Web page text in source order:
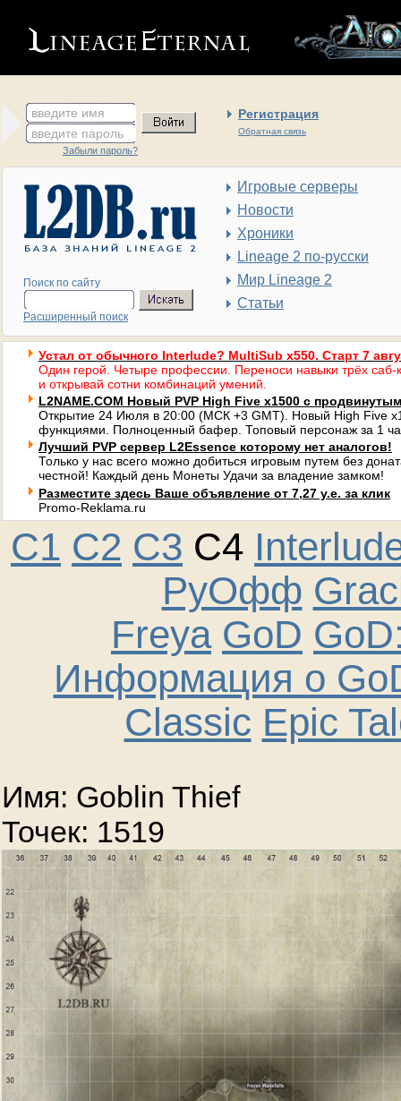
введите имя Регистрация
Обратная связь
введите пароль
Забыли пароль?
Поиск по сайту
Расширенный поиск
Игровые серверы
Новости
Хроники
Lineage 2 по-русски
Мир Lineage 2
Статьи
Устал от обычного Interlude? MultiSub x550. Старт 7
Один герой. Четыре профессии. Переноси навыки трёх саб-
и открывай сотни комбинаций умений.
L2NAME.COM Новый PVP High Five x1500 с
Открытие 24 Июля в 20:00 (МСК +3 GMT). Новый High Five
функциями. Полноценный бафер. Топовый персонаж за 1
Лучший PVP сервер L2Essence которому нет аналогов!
Только у нас всего можно добиться игровым путем без
честной! Каждый день Монеты Удачи за владение замком!
Разместите здесь Ваше объявление от 7,27 у.е. за клик
Promo-Reklama.ru
C1 C2 C3 C4
РуОфф
Freya GoD
Информация о
Classic Epic
Имя: Goblin Thief
Точек: 1519